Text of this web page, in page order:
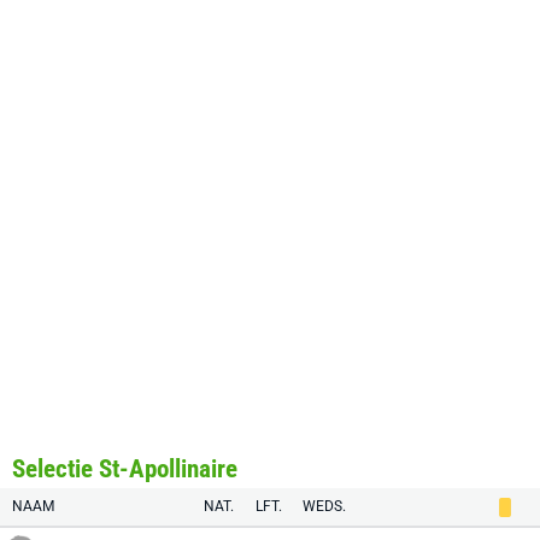
Selectie St-Apollinaire
NAAM NAT. LFT. WEDS.